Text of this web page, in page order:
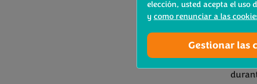
antioxidante y
Y podrán hacerlo
Bimi® en la zona
elección, usted acepta el uso
y como renunciar a las
Gestionar las